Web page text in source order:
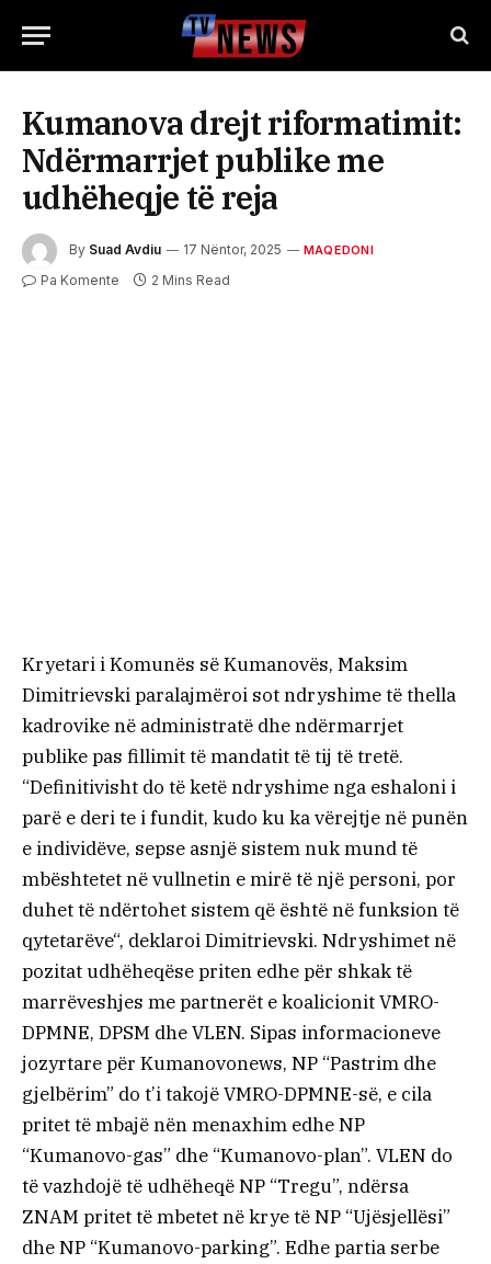
Kumanova drejt riformatimit:
Ndërmarrjet publike me
udhëheqje të reja
By Suad Avdiu 17 Nëntor, 2025 MAQEDONI
Pa Komente 2 Mins Read
Kryetari i Komunës së Kumanovës, Maksim
Dimitrievski paralajmëroi sot ndryshime të thella
kadrovike në administratë dhe ndërmarrjet
publike pas fillimit të mandatit të tij të tretë.
“Definitivisht do të ketë ndryshime nga eshaloni i
parë e deri te i fundit, kudo ku ka vërejtje në punën
e individëve, sepse asnjë sistem nuk mund të
mbështetet në vullnetin e mirë të një personi, por
duhet të ndërtohet sistem që është në funksion të
qytetarëve“, deklaroi Dimitrievski. Ndryshimet në
pozitat udhëheqëse priten edhe për shkak të
marrëveshjes me partnerët e koalicionit VMRO-
DPMNE, DPSM dhe VLEN. Sipas informacioneve
jozyrtare për Kumanovonews, NP “Pastrim dhe
gjelbërim” do t’i takojë VMRO-DPMNE-së, e cila
pritet të mbajë nën menaxhim edhe NP
“Kumanovo-gas” dhe “Kumanovo-plan”. VLEN do
të vazhdojë të udhëheqë NP “Tregu”, ndërsa
ZNAM pritet të mbetet në krye të NP “Ujësjellësi”
dhe NP “Kumanovo-parking”. Edhe partia serbe